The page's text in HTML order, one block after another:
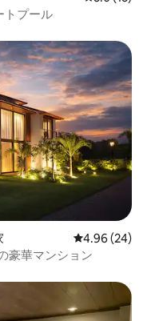
トプール
レビュー24
4.96 (24)
豪華マンション